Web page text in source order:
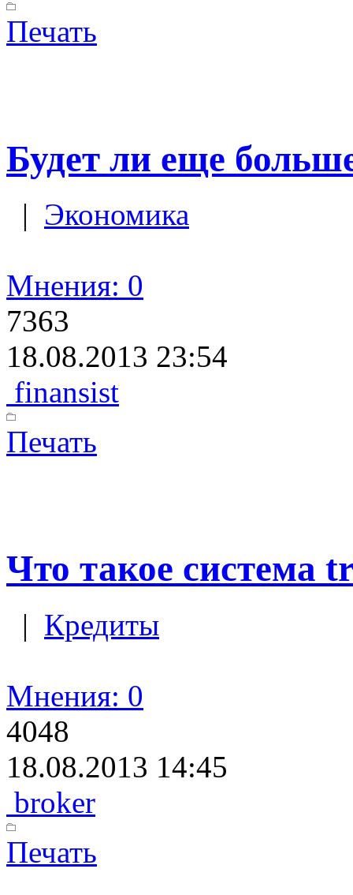
Печать
Будет ли еще
| Экономика
Мнения: 0
7363
18.08.2013 23:54
finansist
Печать
Что такое система
| Кредиты
Мнения: 0
4048
18.08.2013 14:45
broker
Печать